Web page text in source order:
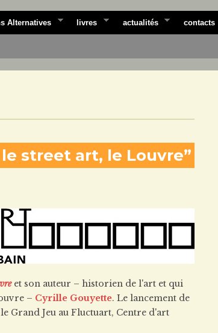
Alternatives livres actualités contacts
street art, le Louvre”
et son auteur – historien de l'art et qui
– Cyrille Gouyette. Le lancement de
Grand Jeu au Fluctuart, Centre d'art